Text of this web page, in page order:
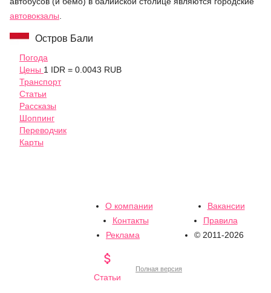
автовокзалы
Остров Бали
Погода
Цены 1 IDR = 0.0043 RUB
Транспорт
Статьи
Рассказы
Шоппинг
Переводчик
Карты
О компании
Вакансии
Контакты
Правила
Реклама
© 2011-2026

Статьи
Полная версия